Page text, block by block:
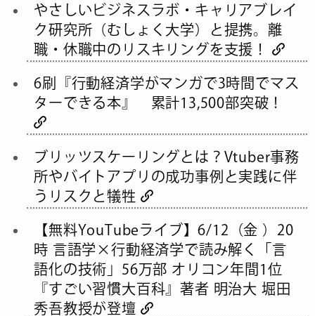
やさしいビジネスラボ・キャリアブレイ
ク研究所（むしょく大学）と提携。離
職・休職中のリスキリングを支援！
6刷『行動経済学がマンガで3時間でマス
ターできる本』 累計13,500部突破！
ブリッツスケーリングとは？Vtuber事務
所やバイトアプリの成功事例と実践に伴
うリスクと犠牲
【無料YouTubeライブ】6/12（金 ）20
時 言語学×行動経済学で読み解く「言
語化の技術」56万部 オリコン年間1位
『すごい習慣大百科』著者 明治大 堀田
秀吾教授が登壇